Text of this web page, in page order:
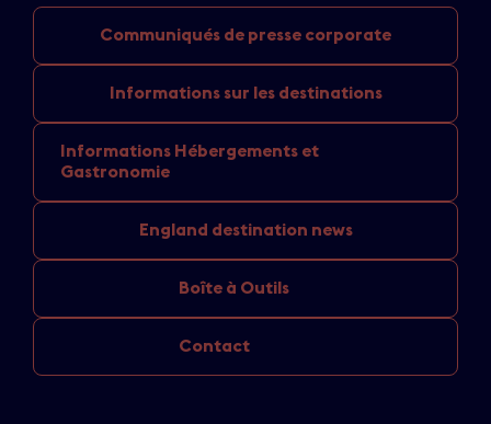
Communiqués de presse corporate
Informations sur les destinations
Informations Hébergements et
Gastronomie
England destination news
Boîte à Outils
Contact